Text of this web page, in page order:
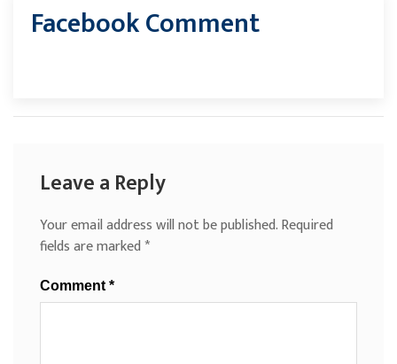
Facebook Comment
Leave a Reply
Your email address will not be published.Required
fields are marked*
Comment *